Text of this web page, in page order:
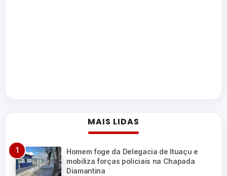
MAIS LIDAS
Homem foge da Delegacia de Ituaçu e
mobiliza forças policiais na Chapada
Diamantina